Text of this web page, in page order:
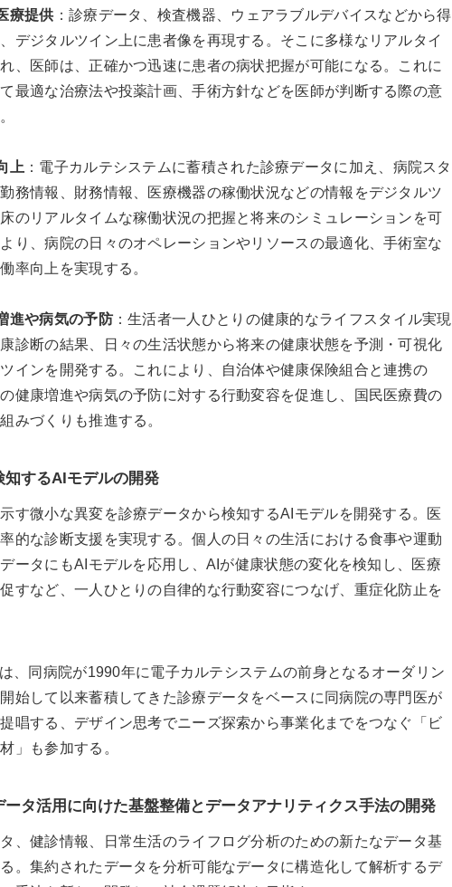
療提供 ：診療データ、検査機器、ウェアラブルデバイスなどから得
デジタルツイン上に患者像を再現する。そこに多様なリアルタイ
、医師は、正確かつ迅速に患者の病状把握が可能になる。これに
最適な治療法や投薬計画、手術方針などを医師が判断する際の意
上 ：電子カルテシステムに蓄積された診療データに加え、病院スタ
務情報、財務情報、医療機器の稼働状況などの情報をデジタルツ
のリアルタイムな稼働状況の把握と将来のシミュレーションを可
り、病院の日々のオペレーションやリソースの最適化、手術室な
率向上を実現する。
進や病気の予防：生活者一人ひとりの健康的なライフスタイル実現
診断の結果、日々の生活状態から将来の健康状態を予測・可視化
インを開発する。これにより、自治体や健康保険組合と連携の
健康増進や病気の予防に対する行動変容を促進し、国民医療費の
みづくりも推進する。
知するAIモデルの開発
す微小な異変を診療データから検知するAIモデルを開発する。医
的な診断支援を実現する。個人の日々の生活における食事や運動
ータにもAIモデルを応用し、AIが健康状態の変化を検知し、医療
すなど、一人ひとりの自律的な行動変容につなげ、重症化防止を
、同病院が1990年に電子カルテシステムの前身となるオーダリン
始して以来蓄積してきた診療データをベースに同病院の専門医が
唱する、デザイン思考でニーズ探索から事業化までをつなぐ「ビ
」も参加する。
ータ活用に向けた基盤整備とデータアナリティクス手法の開発
、健診情報、日常生活のライフログ分析のための新たなデータ基
。集約されたデータを分析可能なデータに構造化して解析するデ